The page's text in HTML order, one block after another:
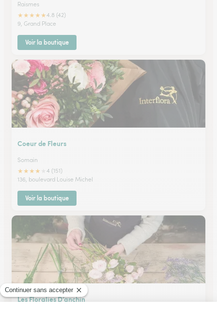
Raismes
★★★★★4.8 (42)
9, Grand Place
Voir la boutique
Coeur de Fleurs
Somain
★★★★
4 (151)
136, boulevard Louise Michel
Voir la boutique
Les Floralies D’anchin